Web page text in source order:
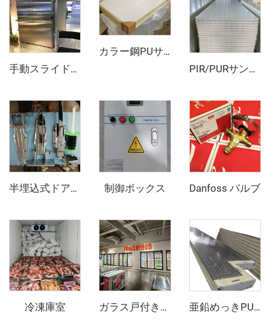
手動スライドドア
カラー鋼PUサンドイッチパネル
PIR/PURサンドイッチパネル
半埋込式ドアヒンジとドアオープナー 制御ボックス Danfoss バルブ
冷凍庫室 ガラス戸付き陳列用冷蔵庫/冷凍庫（歩行入用） 亜鉛めっきPUサンドイッチパネル